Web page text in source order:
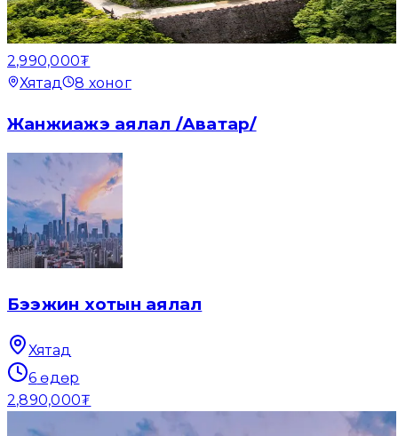
2,990,000₮
Хятад
8 хоног
Жанжиажэ аялал /Аватар/
Бээжин хотын аялал
Хятад
6 өдөр
2,890,000₮